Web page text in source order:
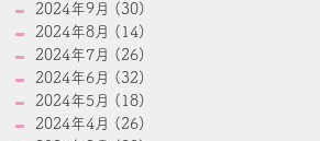
2024年9月 (30)
2024年8月 (14)
2024年7月 (26)
2024年6月 (32)
2024年5月 (18)
2024年4月 (26)